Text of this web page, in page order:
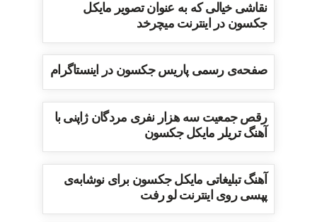
نقاشی خیالی که به عنوان تصویر مایکل
جکسون در اینترنت میچرخد
صفحه‌ی رسمی پاریس جکسون در اینستاگرام
رقص جمعیت سه هزار نفری مردگان ژاپنی با
آهنگ تریلر مایکل جکسون
آهنگ تبلیغاتی مایکل جکسون برای نوشابه‌ی
پپسی روی اینترنت لو رفت